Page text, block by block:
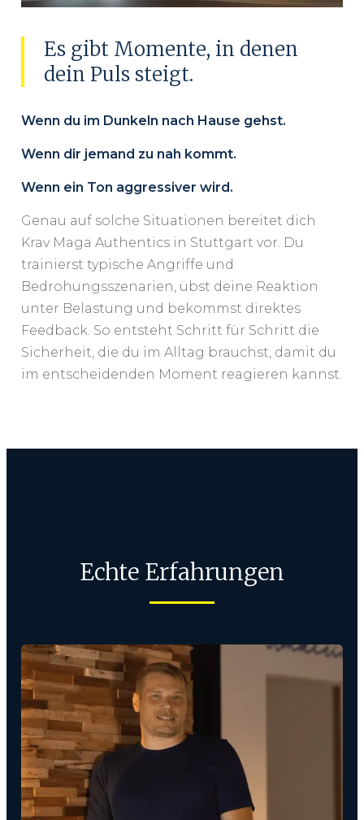
Es gibt Momente, in denen
dein Puls steigt.
Wenn du im Dunkeln nach Hause gehst.
Wenn dir jemand zu nah kommt.
Wenn ein Ton aggressiver wird.
Genau auf solche Situationen bereitet dich
Krav Maga Authentics in Stuttgart vor. Du
trainierst typische Angriffe und
Bedrohungsszenarien, übst deine Reaktion
unter Belastung und bekommst direktes
Feedback. So entsteht Schritt für Schritt die
Sicherheit, die du im Alltag brauchst, damit du
im entscheidenden Moment reagieren kannst.
Echte Erfahrungen